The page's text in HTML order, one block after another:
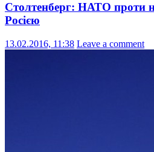
Столтенберг: НАТО проти
Росією
13.02.2016, 11:38 Leave a comment